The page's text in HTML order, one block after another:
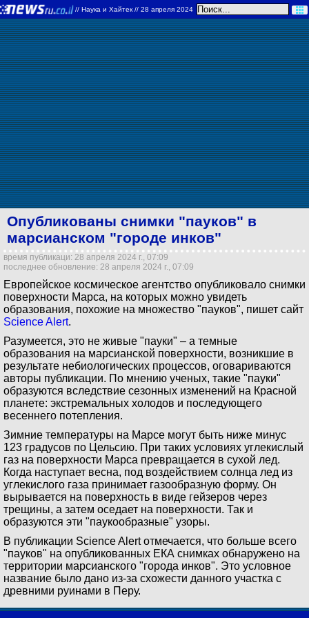
// Наука и Хайтек // 28 апреля 2024
Опубликованы снимки "пауков" в
марсианском "городе инков"
время публикаци: 28 апреля 2024 г., 07:09
последнее обновление: 28 апреля 2024 г., 07:09
Европейское космическое агентство опубликовало снимки
поверхности Марса, на которых можно увидеть
образования, похожие на множество "пауков", пишет сайт
Science Alert.
Разумеется, это не живые "пауки" – а темные
образования на марсианской поверхности, возникшие в
результате небиологических процессов, оговариваются
авторы публикации. По мнению ученых, такие "пауки"
образуются вследствие сезонных изменений на Красной
планете: экстремальных холодов и последующего
весеннего потепления.
Зимние температуры на Марсе могут быть ниже минус
123 градусов по Цельсию. При таких условиях углекислый
газ на поверхности Марса превращается в сухой лед.
Когда наступает весна, под воздействием солнца лед из
углекислого газа принимает газообразную форму. Он
вырывается на поверхность в виде гейзеров через
трещины, а затем оседает на поверхности. Так и
образуются эти "паукообразные" узоры.
В публикации Science Alert отмечается, что больше всего
"пауков" на опубликованных ЕКА снимках обнаружено на
территории марсианского "города инков". Это условное
название было дано из-за схожести данного участка с
древними руинами в Перу.